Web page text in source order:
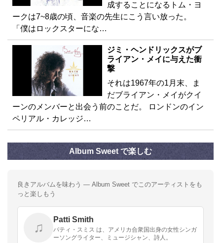
成することになるトム・ヨ
ークは7~8歳の頃、音楽の先生にこう言い放った。
「僕はロックスターにな…
ジミ・ヘンドリックスがブ
ライアン・メイに与えた衝
撃
それは1967年の1月末、ま
だブライアン・メイがクイ
ーンのメンバーと出会う前のことだ。 ロンドンのイン
ペリアル・カレッジ…
Album Sweet で楽しむ
良きアルバムを味わう — Album Sweet でこのアーティストをも
っと楽しもう
♫
Patti Smith
パティ・スミス は、アメリカ合衆国出身の女性シンガ
ーソングライター、ミュージシャン、詩人。